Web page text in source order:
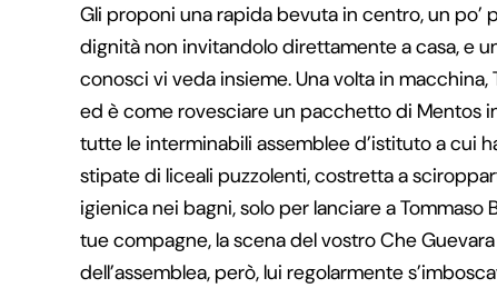
Gli proponi una rapida bevuta in centro, un
dignità non invitandolo direttamente a casa, e
conosci vi veda insieme. Una volta in
ed è come rovesciare un pacchetto di Mentos
tutte le interminabili assemblee d’istituto a cui
stipate di liceali puzzolenti, costretta a
igienica nei bagni, solo per lanciare a
tue compagne, la scena del vostro Che
dell’assemblea, però, lui regolarmente